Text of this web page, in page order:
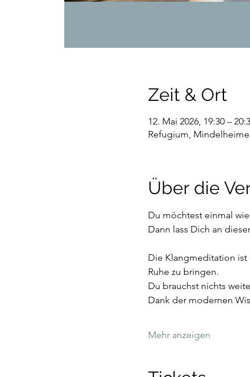
Zeit & Ort
12. Mai 2026, 19:30 –
Refugium,
Über die
Du möchtest einmal
Dann lass Dich an
Die Klangmeditation ist
Ruhe zu bringen.
Du brauchst nichts
Dank der modernen
Mehr anzeigen